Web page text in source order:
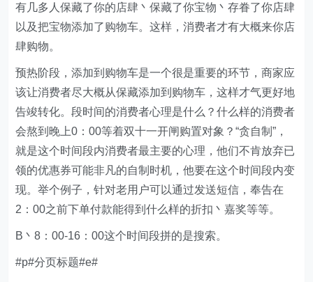
有几多人保藏了你的店肆丶保藏了你宝物丶存眷了你店肆
以及把宝物添加了购物车。这样，消费者才有大概来你店
肆购物。
预热阶段，添加到购物车是一个很是重要的环节，商家应
该让消费者尽大概从保藏添加到购物车，这样才气更好地
告竣转化。段时间的消费者心理是什么？什么样的消费者
会熬到晚上0：00等着双十一开闸购置对象？“贪自制”，
就是这个时间段内消费者最主要的心理，他们不肯放弃已
领的优惠券可能非凡的自制时机，他要在这个时间段内变
现。举个例子，针对老用户可以通过发送短信，奉告在
2：00之前下单付款能得到什么样的折扣丶嘉奖等等。
B丶8：00-16：00这个时间段拼的是搜索。
#p#分页标题#e#